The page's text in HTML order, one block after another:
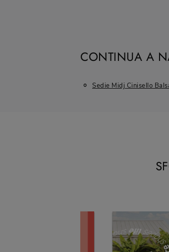
CONTINUA A
Sedie Midj Cinisello